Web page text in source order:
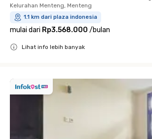
Kelurahan Menteng, Menteng
1.1 km dari plaza indonesia
mulai dari Rp3.568.000 /bulan
Lihat info lebih banyak